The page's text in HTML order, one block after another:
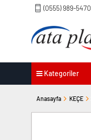
(0555) 989-5470
Kategoriler
Anasayfa KEÇE